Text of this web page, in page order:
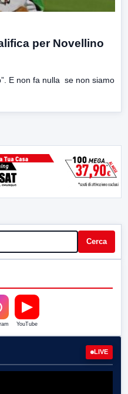
per Novellino
E non fa nulla se non siamo
Cerca
▶
YouTube
LIVE